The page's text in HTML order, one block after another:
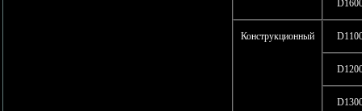
Конструкционный